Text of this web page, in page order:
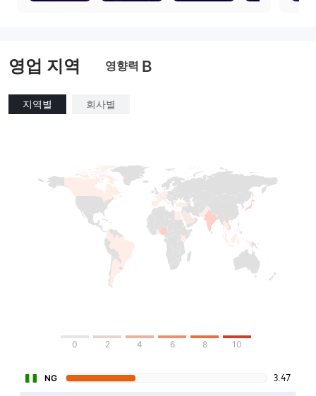
영업 지역 영향력 B
지역별 회사별
0 2 4 6 8 10
NG 3.47